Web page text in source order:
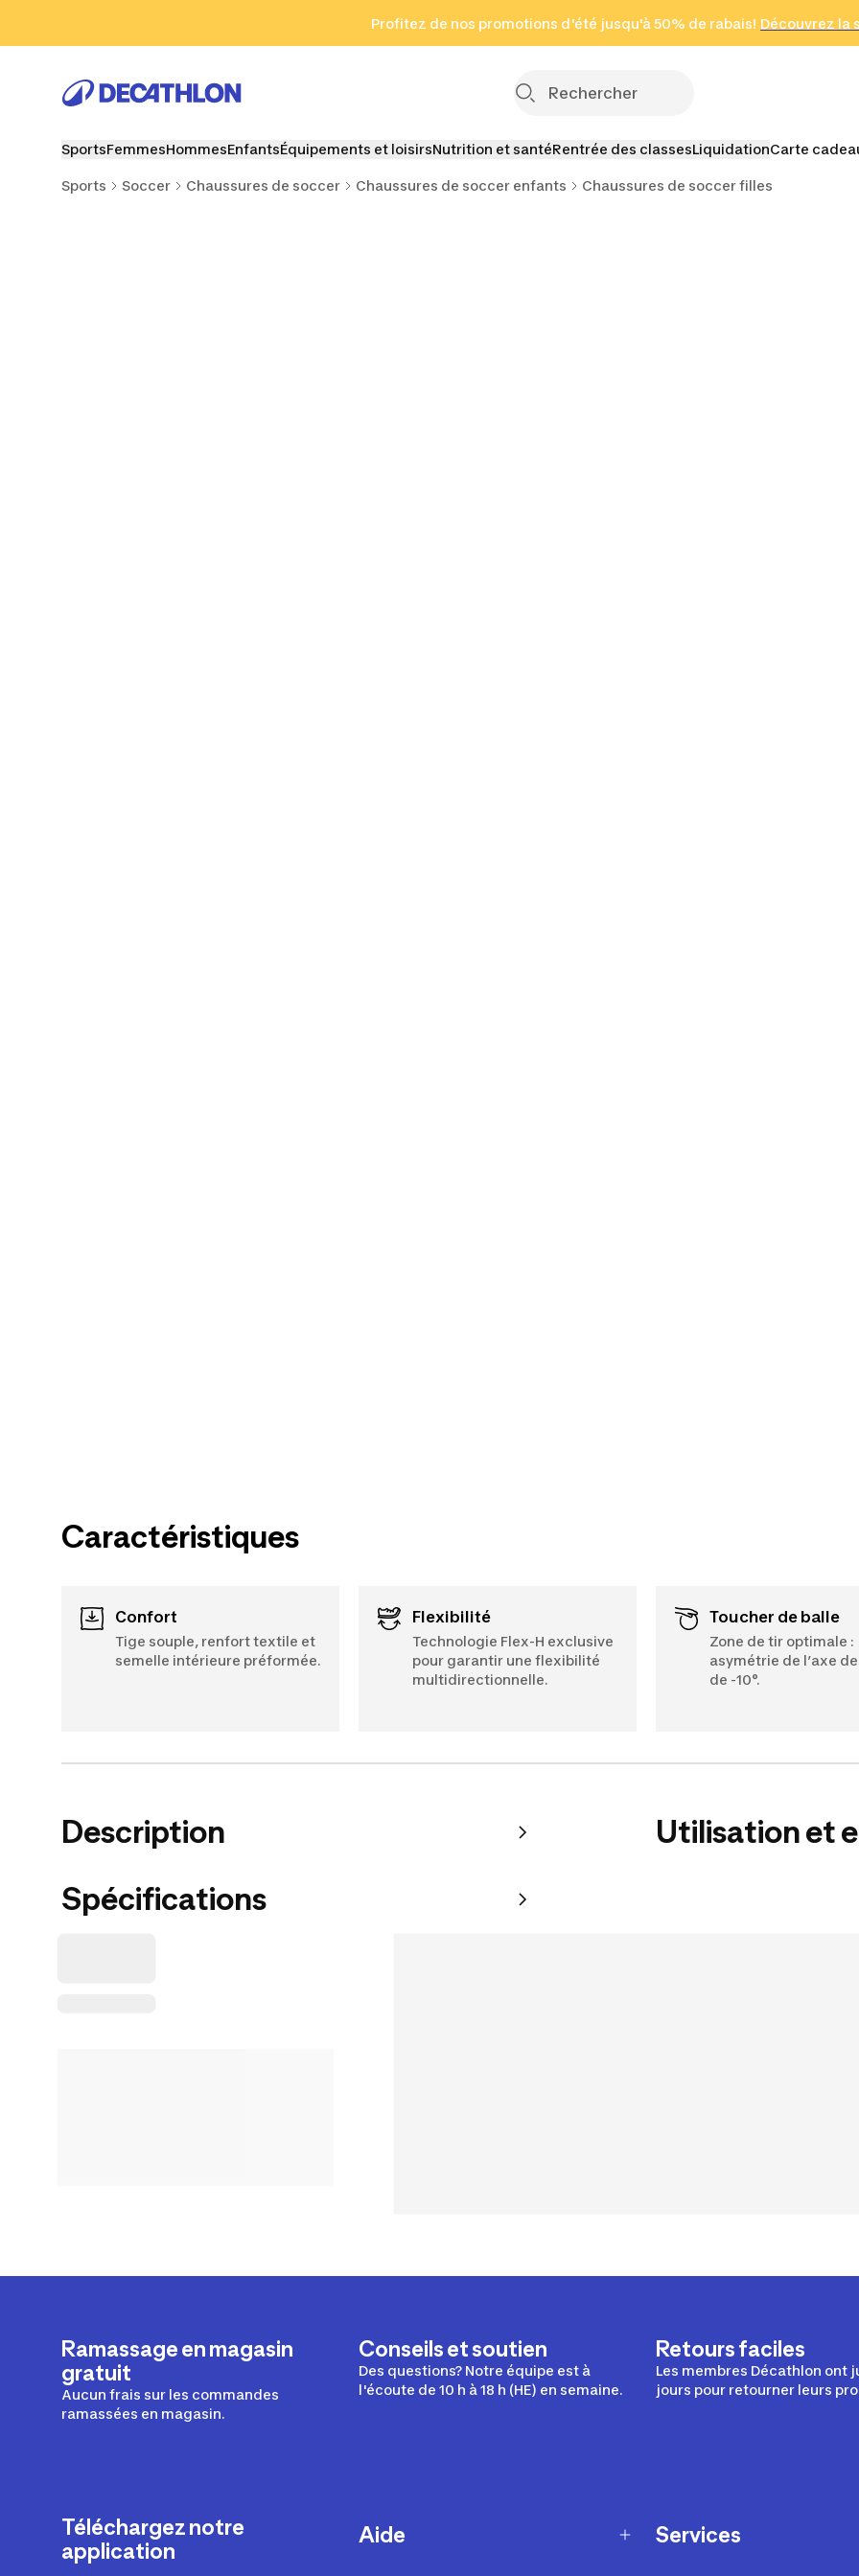
Aller au pied de page
Profitez de nos promotions d'été jusqu'à 50% de rabais! Découvrez la
Cliquez ici
en seulement 2
(Zones sélectionnées)
SportsFemmesHommesEnfantsÉquipements et loisirsNutrition et santéRentrée des classesLiquidationCarte
Sports Soccer Chaussures de soccer Chaussures de soccer enfants Chaussures de soccer filles
Caractéristiques
Confort
Tige souple, renfort textile et
semelle intérieure préformée.
Flexibilité
Technologie Flex-H exclusive
pour garantir une flexibilité
multidirectionnelle.
Toucher de balle
Zone de tir optimale :
asymétrie de l’axe
de -10°.
Description
Spécifications
Utilisation et
Ramassage en magasin
gratuit
Aucun frais sur les commandes
ramassées en magasin.
Conseils et soutien
Des questions? Notre équipe est à
l'écoute de 10 h à 18 h (HE) en semaine.
Retours faciles
Les membres Décathlon ont
jours pour retourner leurs
Téléchargez notre
application
Aide Services